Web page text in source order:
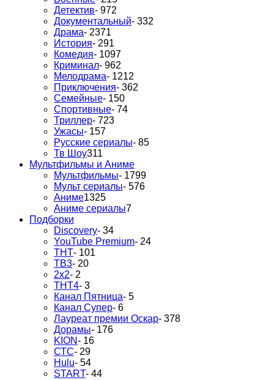
Детектив- 972
Документальный- 332
Драма- 2371
История- 291
Комедия- 1097
Криминал- 962
Мелодрама- 1212
Приключения- 362
Семейные- 150
Спортивные- 74
Триллер- 723
Ужасы- 157
Русские сериалы- 85
Тв Шоу311
Мультфильмы и Аниме
Мультфильмы- 1799
Мульт сериалы- 576
Аниме1325
Аниме сериалы7
Подборки
Discovery- 34
YouTube Premium- 24
ТНТ- 101
ТВ3- 20
2х2- 2
ТНТ4- 3
Канал Пятница- 5
Канал Супер- 6
Лауреат премии Оскар- 378
Дорамы- 176
KION- 16
СТС- 29
Hulu- 54
START- 44